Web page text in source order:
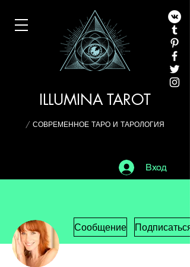
ILLUMINA TAROT
/ СОВРЕМЕННОЕ ТАРО И ТАРОЛОГИЯ
Вход
Сообщение Подписаться